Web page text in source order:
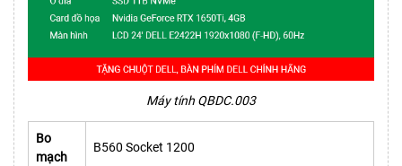
Máy tính QBDC.003
Bo
mạch
B560 Socket 1200